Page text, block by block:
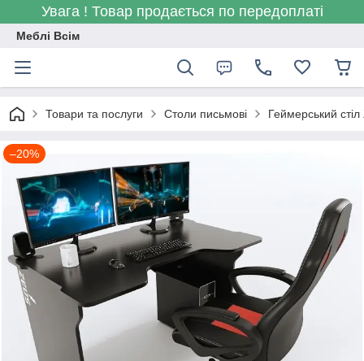
Увага ! Товар продається по передоплаті
Меблі Всім
Товари та послуги Столи письмові Геймерський
–20%